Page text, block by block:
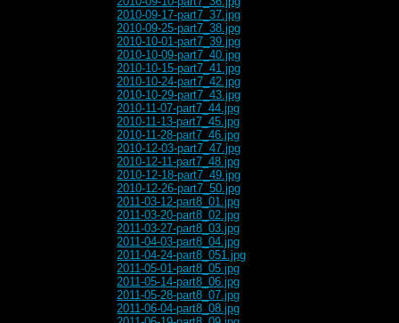
2010-09-17-part7_37.jpg
2010-09-25-part7_38.jpg
2010-10-01-part7_39.jpg
2010-10-09-part7_40.jpg
2010-10-15-part7_41.jpg
2010-10-24-part7_42.jpg
2010-10-29-part7_43.jpg
2010-11-07-part7_44.jpg
2010-11-13-part7_45.jpg
2010-11-28-part7_46.jpg
2010-12-03-part7_47.jpg
2010-12-11-part7_48.jpg
2010-12-18-part7_49.jpg
2010-12-26-part7_50.jpg
2011-03-12-part8_01.jpg
2011-03-20-part8_02.jpg
2011-03-27-part8_03.jpg
2011-04-03-part8_04.jpg
2011-04-24-part8_051.jpg
2011-05-01-part8_05.jpg
2011-05-14-part8_06.jpg
2011-05-28-part8_07.jpg
2011-06-04-part8_08.jpg